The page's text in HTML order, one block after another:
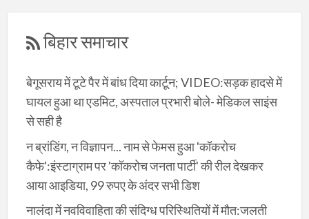
बिहार समाचार
बेगूसराय में टूटे पैर में बांध दिया कार्टून; VIDEO:सड़क हादसे में
घायल हुआ था एडमिट, अस्पताल प्रभारी बोले- मेडिकल साइंस
से सही है
न ब्रांडिंग, न विज्ञापन... नाम से फेमस हुआ 'कॉकरोच
कैफे':इंस्टाग्राम पर 'कॉकरोच जनता पार्टी' की रील देखकर
आया आइडिया, 99 रुपए के अंदर सभी डिश
नालंदा में नवविवाहिता की संदिग्ध परिस्थितियों में मौत:जलती